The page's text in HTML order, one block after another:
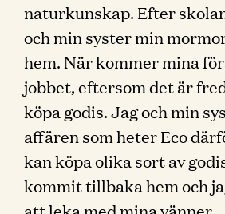
naturkunskap. Efter
och min syster min
hem. När kommer mina
jobbet, eftersom det är
köpa godis. Jag och min
affären som heter Eco
kan köpa olika sort av
kommit tillbaka hem och